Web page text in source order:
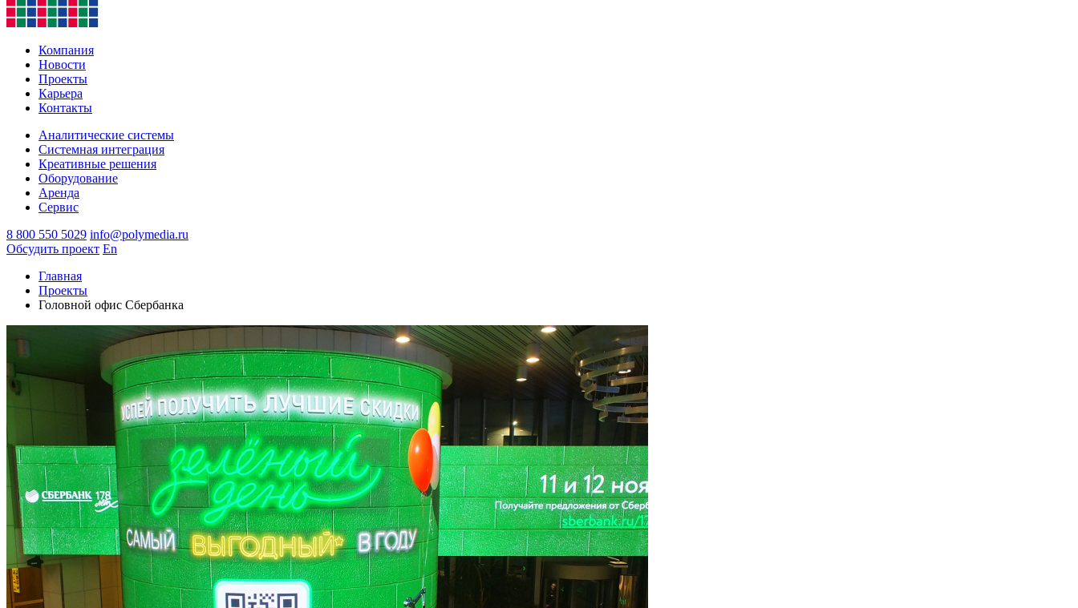
Компания
Новости
Проекты
Карьера
Контакты
Аналитические системы
Системная интеграция
Креативные решения
Оборудование
Аренда
Сервис
8 800 550 5029 info@polymedia.ru
Обсудить проект En
Главная
Проекты
Головной офис Сбербанка